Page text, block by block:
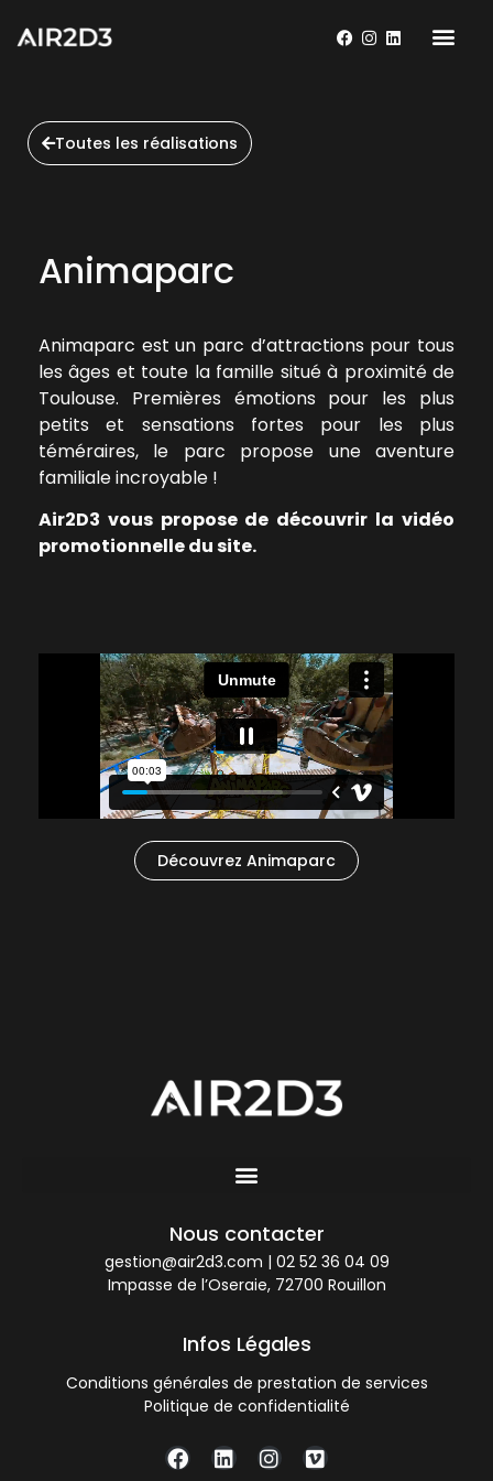
Toutes les réalisations
Animaparc
Animaparc est un parc d’attractions pour tous
les âges et toute la famille situé à proximité de
Toulouse. Premières émotions pour les plus
petits et sensations fortes pour les plus
téméraires, le parc propose une aventure
familiale incroyable !
Air2D3 vous propose de découvrir la vidéo
promotionnelle du site.
Découvrez Animaparc
Nous contacter
gestion@air2d3.com | 02 52 36 04 09
Impasse de l’Oseraie, 72700 Rouillon
Infos Légales
Conditions générales de prestation de services
Politique de confidentialité